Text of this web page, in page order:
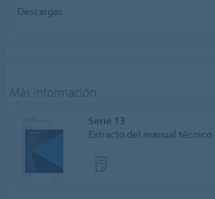
Descargas
Más información
Serie 13
Extracto del manual